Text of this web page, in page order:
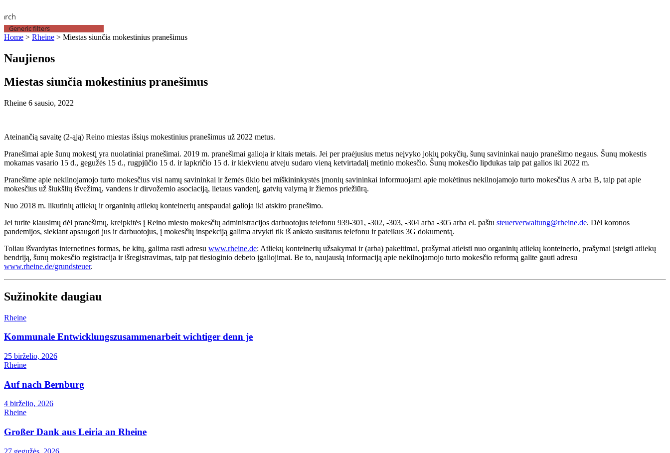
Generic filters
Home > Rheine > Miestas siunčia mokestinius pranešimus
Naujienos
Miestas siunčia mokestinius pranešimus
Rheine 6 sausio, 2022
Ateinančią savaitę (2-ąją) Reino miestas išsiųs mokestinius pranešimus už 2022 metus.
Pranešimai apie šunų mokestį yra nuolatiniai pranešimai. 2019 m. pranešimai galioja ir kitais metais. Jei per praėjusius metus neįvyko jokių pokyčių, šunų savininkai naujo pranešimo negaus. Šunų mokestis
mokamas vasario 15 d., gegužės 15 d., rugpjūčio 15 d. ir lapkričio 15 d. ir kiekvienu atveju sudaro vieną ketvirtadalį metinio mokesčio. Šunų mokesčio lipdukas taip pat galios iki 2022 m.
Pranešime apie nekilnojamojo turto mokesčius visi namų savininkai ir žemės ūkio bei miškininkystės įmonių savininkai informuojami apie mokėtinus nekilnojamojo turto mokesčius A arba B, taip pat apie
mokesčius už šiukšlių išvežimą, vandens ir dirvožemio asociaciją, lietaus vandenį, gatvių valymą ir žiemos priežiūrą.
Nuo 2018 m. likutinių atliekų ir organinių atliekų konteinerių antspaudai galioja iki atskiro pranešimo.
Jei turite klausimų dėl pranešimų, kreipkitės į Reino miesto mokesčių administracijos darbuotojus telefonu 939-301, -302, -303, -304 arba -305 arba el. paštu steuerverwaltung@rheine.de. Dėl koronos
pandemijos, siekiant apsaugoti jus ir darbuotojus, į mokesčių inspekciją galima atvykti tik iš anksto susitarus telefonu ir pateikus 3G dokumentą.
Toliau išvardytas internetines formas, be kitų, galima rasti adresu www.rheine.de: Atliekų konteinerių užsakymai ir (arba) pakeitimai, prašymai atleisti nuo organinių atliekų konteinerio, prašymai įsteigti atliekų
bendriją, šunų mokesčio registracija ir išregistravimas, taip pat tiesioginio debeto įgaliojimai. Be to, naujausią informaciją apie nekilnojamojo turto mokesčio reformą galite gauti adresu
www.rheine.de/grundsteuer.
Sužinokite daugiau
Rheine
Kommunale Entwicklungszusammenarbeit wichtiger denn je
25 birželio, 2026
Rheine
Auf nach Bernburg
4 birželio, 2026
Rheine
Großer Dank aus Leiria an Rheine
27 gegužės, 2026